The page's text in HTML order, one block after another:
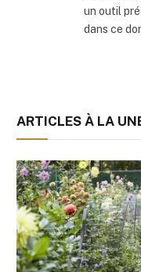
un outil
dans ce
ARTICLES À LA